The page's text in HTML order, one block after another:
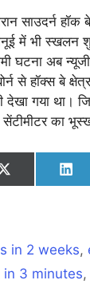
साउदर्न हॉक
में भी स्खलन
घटना अब
से हॉक्स बे
देखा गया था।
का
Share
on
on
in 2 weeks,
in 3 minutes,